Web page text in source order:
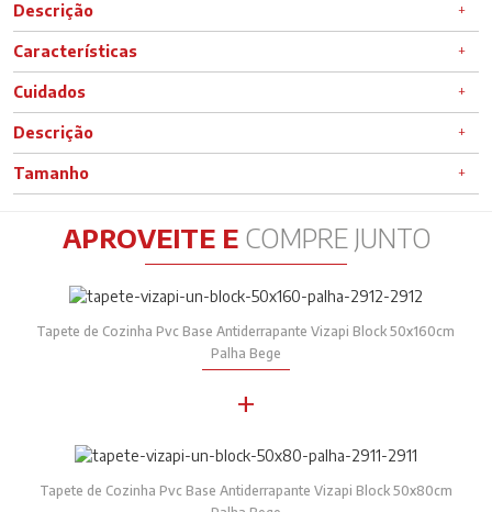
Descrição
Características
Cuidados
Descrição
Tamanho
APROVEITE ECOMPRE JUNTO
Tapete de Cozinha Pvc Base Antiderrapante Vizapi Block 50x160cm
Palha Bege
+
Tapete de Cozinha Pvc Base Antiderrapante Vizapi Block 50x80cm